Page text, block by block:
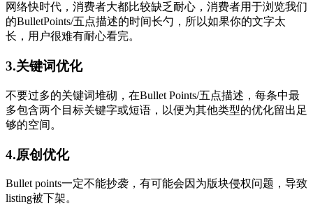
网络快时代，消费者大都比较缺乏耐心，消费者用于浏览我们
的BulletPoints/五点描述的时间长勺，所以如果你的文字太
长，用户很难有耐心看完。
3.关键词优化
不要过多的关键词堆砌，在Bullet Points/五点描述，每条中最
多包含两个目标关键字或短语，以便为其他类型的优化留出足
够的空间。
4.原创优化
Bullet points一定不能抄袭，有可能会因为版块侵权问题，导致
listing被下架。